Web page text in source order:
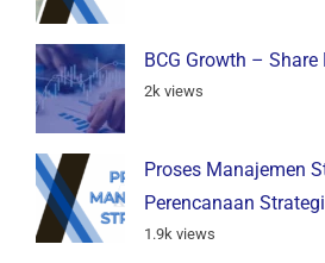
BCG Growth –
2k views
Proses Manajemen
Perencanaan Strategi
1.9k views